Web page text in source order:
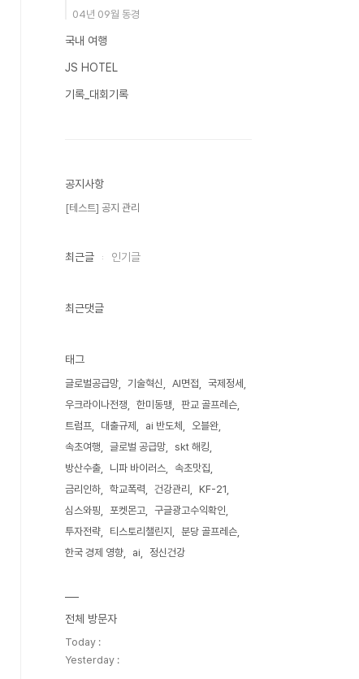
04년 09월 동경
국내 여행
JS HOTEL
기록_대회기록
공지사항
[테스트] 공지 관리
최근글 인기글
최근댓글
태그
글로벌공급망 기술혁신 AI면접
국제정세
우크라이나전쟁
한미동맹
판교 골프레슨
트럼프
대출규제 ai 반도체
오블완
속초여행
글로벌 공급망
skt 해킹
방산수출
니파 바이러스
속초맛집
금리인하
학교폭력 건강관리
KF-21
심스와핑
포켓몬고
구글광고수익확인
투자전략
티스토리챌린지
분당 골프레슨
한국 경제 영향
ai 정신건강
전체 방문자
Today :
Yesterday :